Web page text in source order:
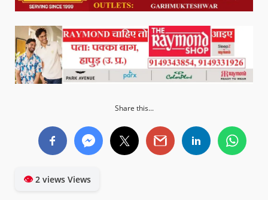
Share this...
👁2 views Views